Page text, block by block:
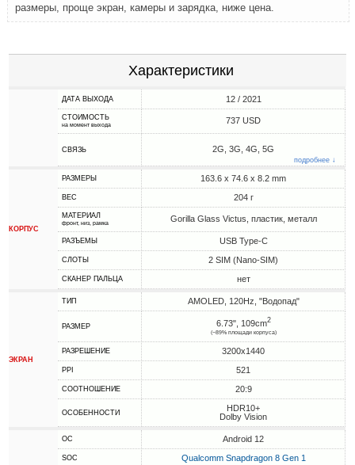
размеры, проще экран, камеры и зарядка, ниже цена.
Характеристики
ДАТА ВЫХОДА 12 / 2021
СТОИМОСТЬ
на момент выхода 737 USD
СВЯЗЬ 2G, 3G, 4G, 5G
подробнее ↓
КОРПУС
РАЗМЕРЫ 163.6 x 74.6 x 8.2 mm
ВЕС 204 г
МАТЕРИАЛ
фронт, низ, рамка Gorilla Glass Victus, пластик, металл
РАЗЪЕМЫ USB Type-C
СЛОТЫ 2 SIM (Nano-SIM)
СКАНЕР ПАЛЬЦА нет
ЭКРАН
ТИП AMOLED, 120Hz, "Водопад"
РАЗМЕР 6.73", 109cm2
(~89% площади корпуса)
РАЗРЕШЕНИЕ 3200x1440
PPI 521
СООТНОШЕНИЕ 20:9
ОСОБЕННОСТИ
HDR10+
Dolby Vision
ОС Android 12
SOC Qualcomm Snapdragon 8 Gen 1